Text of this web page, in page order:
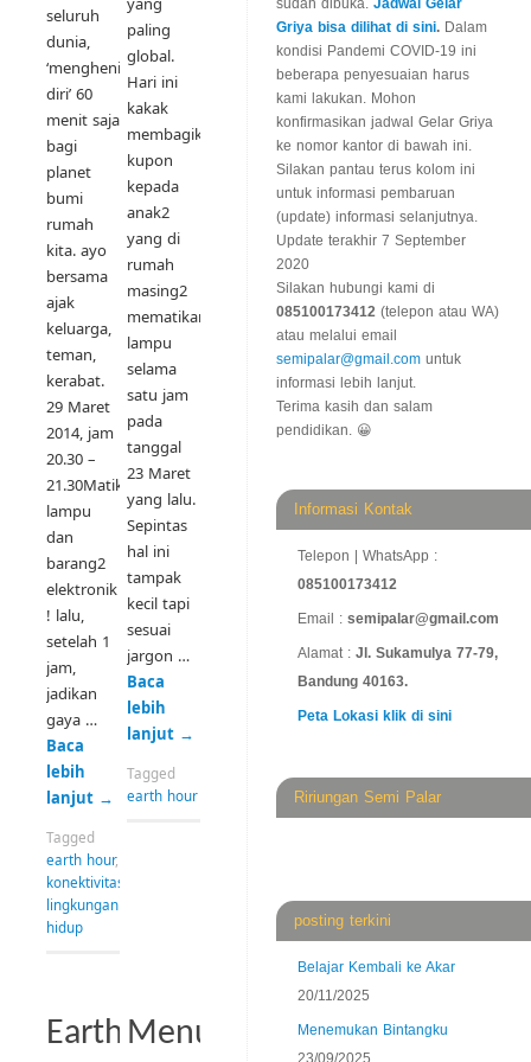
seluruh
dunia,
‘mengheningkan
diri’ 60
menit saja
bagi
planet
bumi
rumah
kita. ayo
bersama
ajak
keluarga,
teman,
kerabat.
29 Maret
2014, jam
20.30 –
21.30Matikan
lampu
dan
barang2
elektronik
! lalu,
setelah 1
jam,
jadikan
gaya …
Baca
lebih
lanjut →
Tagged
earth hour,
konektivitas
lingkungan
hidup
paling
global.
Hari ini
kakak
membagikan
kupon
kepada
anak2
yang di
rumah
masing2
mematikan
lampu
selama
satu jam
pada
tanggal
23 Maret
yang lalu.
Sepintas
hal ini
tampak
kecil tapi
sesuai
jargon …
Baca
lebih
lanjut →
Tagged
earth hour
Earth Menuju
sudah dibuka. Jadwal Gelar
Griya bisa dilihat di sini. Dalam
kondisi Pandemi COVID-19 ini
beberapa penyesuaian harus
kami lakukan. Mohon
konfirmasikan jadwal Gelar Griya
ke nomor kantor di bawah ini.
Silakan pantau terus kolom ini
untuk informasi pembaruan
(update) informasi selanjutnya.
Update terakhir 7 September
2020
Silakan hubungi kami di
085100173412 (telepon atau WA)
atau melalui email
semipalar@gmail.com untuk
informasi lebih lanjut.
Terima kasih dan salam
pendidikan. 😀
Informasi Kontak
Telepon | WhatsApp :
085100173412
Email : semipalar@gmail.com
Alamat : Jl. Sukamulya 77-79,
Bandung 40163.
Peta Lokasi klik di sini
Ririungan Semi Palar
posting terkini
Belajar Kembali ke Akar
20/11/2025
Menemukan Bintangku
23/09/2025